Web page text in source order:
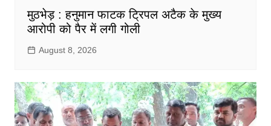
मुठभेड़ : हनुमान फाटक ट्रिपल अटैक के मुख्य
आरोपी को पैर में लगी गोली
August 8, 2026